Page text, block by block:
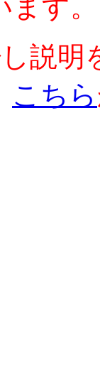
す。
説明
こちら